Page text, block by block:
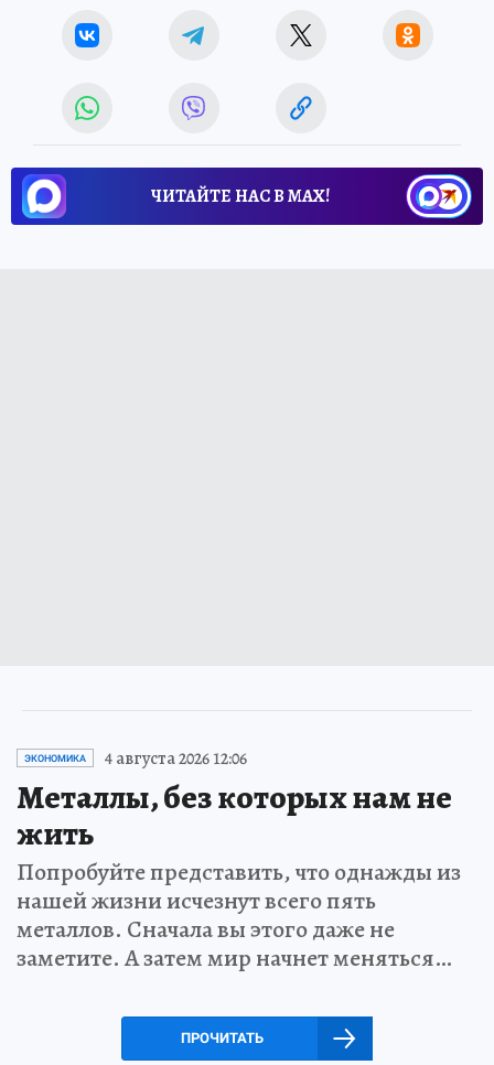
ЧИТАЙТЕ НАС В МАХ!
ЭКОНОМИКА 4 августа 2026 12:06
Металлы, без которых нам не
жить
Попробуйте представить, что однажды из
нашей жизни исчезнут всего пять
металлов. Сначала вы этого даже не
заметите. А затем мир начнет меняться…
ПРОЧИТАТЬ